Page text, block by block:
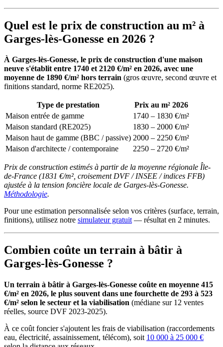
Quel est le prix de construction au m² à
Garges-lès-Gonesse en 2026 ?
À Garges-lès-Gonesse, le prix de construction d'une maison
neuve s'établit entre 1740 et 2120 €/m² en 2026, avec une
moyenne de 1890 €/m² hors terrain (gros œuvre, second œuvre et
finitions standard, norme RE2025).
Type de prestation
Prix au m² 2026
Maison entrée de gamme
1740 – 1830 €/m²
Maison standard (RE2025)
1830 – 2000 €/m²
Maison haut de gamme (BBC / passive) 2000 – 2250 €/m²
Maison d'architecte / contemporaine
2250 – 2720 €/m²
Prix de construction estimés à partir de la moyenne régionale Île-
de-France (1831 €/m², croisement DVF / INSEE / indices FFB)
ajustée à la tension foncière locale de Garges-lès-Gonesse.
Méthodologie.
Pour une estimation personnalisée selon vos critères (surface, terrain,
finitions), utilisez notre simulateur gratuit— résultat en 2 minutes.
Combien coûte un terrain à bâtir à
Garges-lès-Gonesse ?
Un terrain à bâtir à Garges-lès-Gonesse coûte en moyenne 415
€/m² en 2026, le plus souvent dans une fourchette de 293 à 523
€/m² selon le secteur et la viabilisation (médiane sur 12 ventes
réelles, source DVF 2023-2025).
À ce coût foncier s'ajoutent les frais de viabilisation (raccordements
eau, électricité, assainissement, télécom), soit 10 000 à 25 000 €